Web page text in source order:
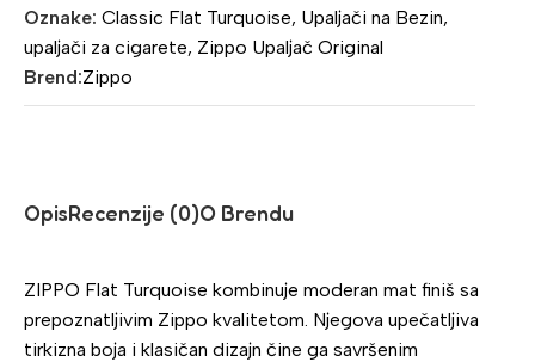
Oznake: Classic Flat Turquoise, Upaljači na Bezin,
upaljači za cigarete, Zippo Upaljač Original
Brend:Zippo
OpisRecenzije (0)O Brendu
ZIPPO Flat Turquoise kombinuje moderan mat finiš sa
prepoznatljivim Zippo kvalitetom. Njegova upečatljiva
tirkizna boja i klasičan dizajn čine ga savršenim